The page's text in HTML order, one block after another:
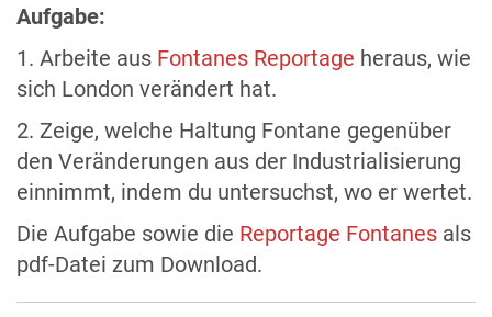
Aufgabe:
1. Arbeite aus Fontanes Reportage heraus, wie
sich London verändert hat.
2. Zeige, welche Haltung Fontane gegenüber
den Veränderungen aus der Industrialisierung
einnimmt, indem du untersuchst, wo er wertet.
Die Aufgabe sowie die Reportage Fontanes als
pdf-Datei zum Download.